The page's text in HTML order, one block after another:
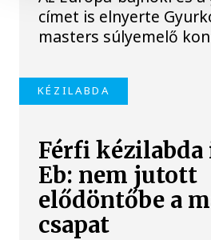
címet is elnyerte
masters súlyemelő
KÉZILABDA
Férfi
Eb: nem jutott
elődöntőbe a
csapat